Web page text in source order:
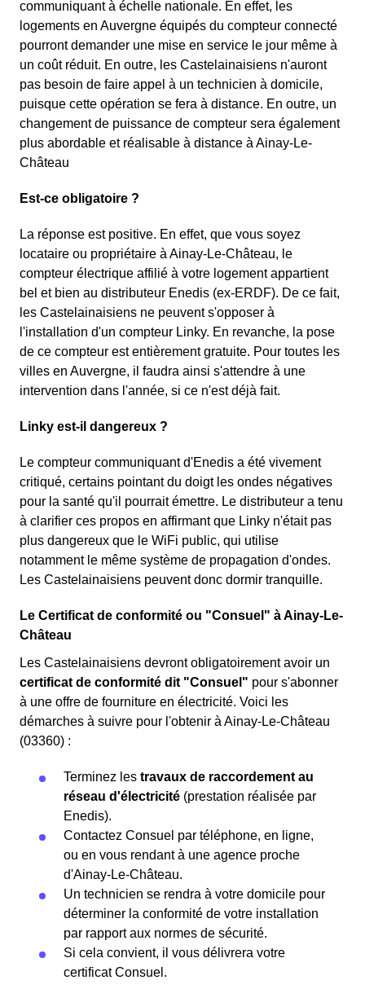
communiquant à échelle nationale. En effet, les
logements en Auvergne équipés du compteur connecté
pourront demander une mise en service le jour même à
un coût réduit. En outre, les Castelainaisiens n'auront
pas besoin de faire appel à un technicien à domicile,
puisque cette opération se fera à distance. En outre, un
changement de puissance de compteur sera également
plus abordable et réalisable à distance à Ainay-Le-
Château
Est-ce obligatoire ?
La réponse est positive. En effet, que vous soyez
locataire ou propriétaire à Ainay-Le-Château, le
compteur électrique affilié à votre logement appartient
bel et bien au distributeur Enedis (ex-ERDF). De ce fait,
les Castelainaisiens ne peuvent s'opposer à
l'installation d'un compteur Linky. En revanche, la pose
de ce compteur est entièrement gratuite. Pour toutes les
villes en Auvergne, il faudra ainsi s'attendre à une
intervention dans l'année, si ce n'est déjà fait.
Linky est-il dangereux ?
Le compteur communiquant d'Enedis a été vivement
critiqué, certains pointant du doigt les ondes négatives
pour la santé qu'il pourrait émettre. Le distributeur a tenu
à clarifier ces propos en affirmant que Linky n'était pas
plus dangereux que le WiFi public, qui utilise
notamment le même système de propagation d'ondes.
Les Castelainaisiens peuvent donc dormir tranquille.
Le Certificat de conformité ou "Consuel" à Ainay-Le-
Château
Les Castelainaisiens devront obligatoirement avoir un
certificat de conformité dit "Consuel" pour s'abonner
à une offre de fourniture en électricité. Voici les
démarches à suivre pour l'obtenir à Ainay-Le-Château
(03360) :
Terminez les travaux de raccordement au
réseau d'électricité (prestation réalisée par
Enedis).
Contactez Consuel par téléphone, en ligne,
ou en vous rendant à une agence proche
d'Ainay-Le-Château.
Un technicien se rendra à votre domicile pour
déterminer la conformité de votre installation
par rapport aux normes de sécurité.
Si cela convient, il vous délivrera votre
certificat Consuel.